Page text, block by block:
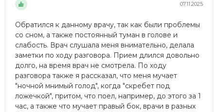
07.11.2025
Обратился к данному врачу, так как были проблемы
со сном, а также постоянный туман в голове и
слабость. Врач слушала меня внимательно, делала
заметки по ходу разговора. Прием длился довольно
долго, на время врач не смотрела. По ходу
разговора также я рассказал, что меня мучает
"ночной мнимый голод", когда "скребет под
ложечкой", притом, что поел, например, до этого за 1
час, а также что мучает правый бок, врачи в разных